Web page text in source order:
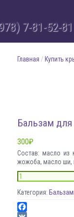
7-81-52-81
У нас
роз. Большое
средств по
Главная / Купить
Бальзам
300₽
Состав: масло из
жожоба, масло ши,
Категория: